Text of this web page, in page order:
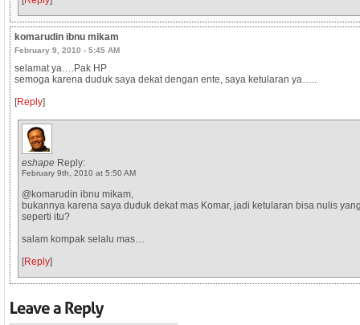
komarudin ibnu mikam
February 9, 2010 - 5:45 AM
selamat ya….Pak HP
semoga karena duduk saya dekat dengan ente, saya ketularan ya…..
[Reply]
eshape Reply:
February 9th, 2010 at 5:50 AM
@komarudin ibnu mikam,
bukannya karena saya duduk dekat mas Komar, jadi ketularan bisa nulis
seperti itu?
salam kompak selalu mas…
[Reply]